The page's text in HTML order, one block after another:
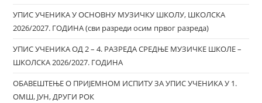
УПИС УЧЕНИКА У ОСНОВНУ МУЗИЧКУ ШКОЛУ, ШКОЛСКА
2026/2027. ГОДИНА (сви разреди осим првог разреда)
УПИС УЧЕНИКА ОД 2 – 4. РАЗРЕДА СРЕДЊЕ МУЗИЧКЕ ШКОЛЕ –
ШКОЛСКА 2026/2027. ГОДИНА
ОБАВЕШТЕЊЕ О ПРИЈЕМНОМ ИСПИТУ ЗА УПИС УЧЕНИКА У 1.
ОМШ, ЈУН, ДРУГИ РОК